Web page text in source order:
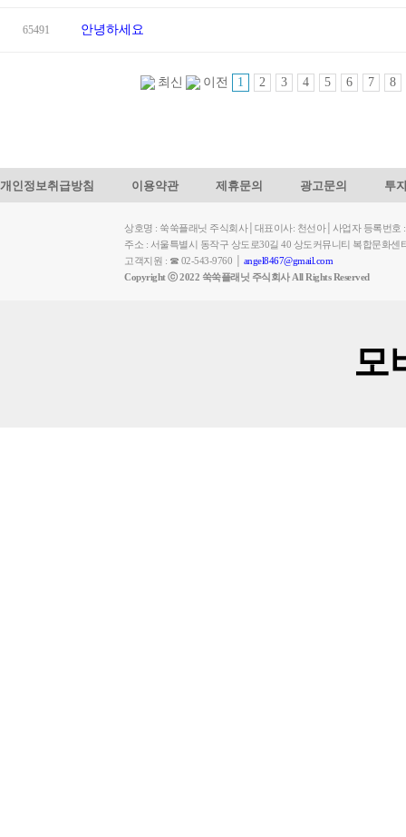
65491 안녕하세요
최신 이전 1 2 3 4 5 6 7 8
개인정보취급방침 이용약관 제휴문의 광고문의 투
상호명 : 쑥쑥플래닛 주식회사│대표이사: 천선아│사업자 등록번호
주소 : 서울특별시 동작구 상도로30길 40 상도커뮤니티 복합문화
고객지원 : ☎ 02-543-9760 │ angel8467@gmail.com
Copyright ⓒ 2022 쑥쑥플래닛 주식회사 All Rights Reserved
모